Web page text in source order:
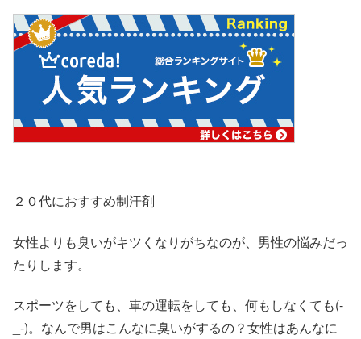
２０代におすすめ制汗剤
女性よりも臭いがキツくなりがちなのが、男性の悩みだっ
たりします。
スポーツをしても、車の運転をしても、何もしなくても(-
_-)。なんで男はこんなに臭いがするの？女性はあんなに